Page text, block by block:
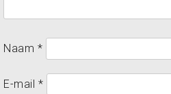
Naam *
E-mail *